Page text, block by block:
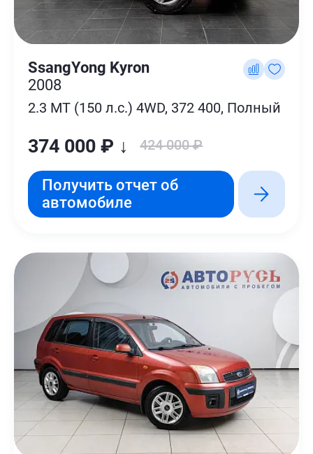
SsangYong Kyron
2008
2.3 MT (150 л.с.) 4WD, 372 400, Полный
374 000 ₽ ↓ 424 000 ₽
Получить отчет об
автомобиле